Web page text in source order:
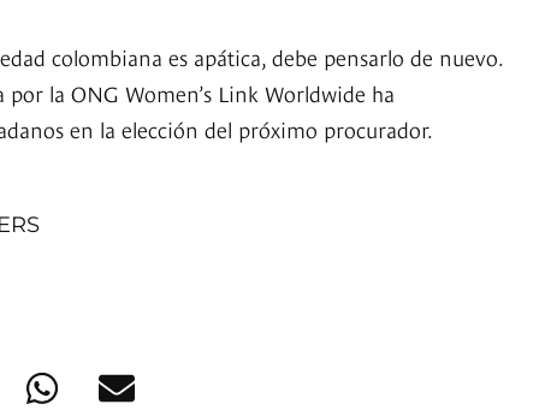
colombiana es apática, debe pensarlo de nuevo.
la ONG Women’s Link Worldwide ha
en la elección del próximo procurador.